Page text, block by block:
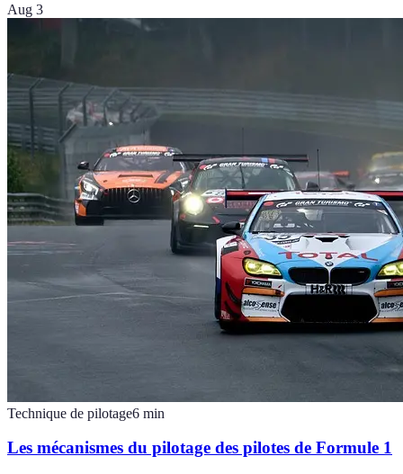
Aug 3
Technique de pilotage6 min
Les mécanismes du pilotage des pilotes de Formule 1